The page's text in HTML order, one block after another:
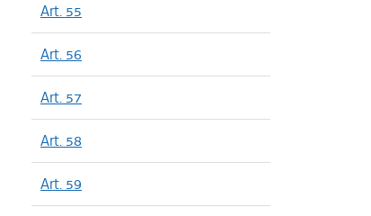
Art. 55
Art. 56
Art. 57
Art. 58
Art. 59